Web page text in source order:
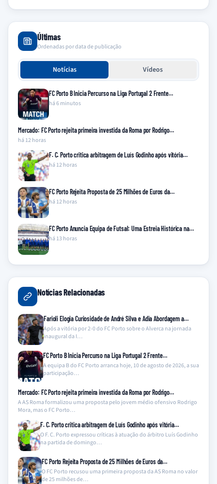
Últimas
Ordenadas por data de publicação
Notícias Vídeos
FC Porto B Inicia Percurso na Liga Portugal 2 Frente…
há 6 minutos
Mercado: FC Porto rejeita primeira investida da Roma por Rodrigo…
há 12 horas
F. C. Porto critica arbitragem de Luís Godinho após vitória…
há 12 horas
FC Porto Rejeita Proposta de 25 Milhões de Euros da…
há 12 horas
FC Porto Anuncia Equipa de Futsal: Uma Estreia Histórica na…
há 13 horas
Notícias Relacionadas
Farioli Elogia Curiosidade de André Silva e Adia Abordagem a…
Após a vitória por 2-0 do FC Porto sobre o Alverca na jornada
inaugural da I…
FC Porto B Inicia Percurso na Liga Portugal 2 Frente…
A equipa B do FC Porto arranca hoje, 10 de agosto de 2026, a sua
participação…
Mercado: FC Porto rejeita primeira investida da Roma por Rodrigo…
A AS Roma formalizou uma proposta pelo jovem médio ofensivo Rodrigo
Mora, mas o FC Porto…
F. C. Porto critica arbitragem de Luís Godinho após vitória…
O F. C. Porto expressou críticas à atuação do árbitro Luís Godinho
na partida de domingo…
FC Porto Rejeita Proposta de 25 Milhões de Euros da…
O FC Porto recusou uma primeira proposta da AS Roma no valor
de 25 milhões de…